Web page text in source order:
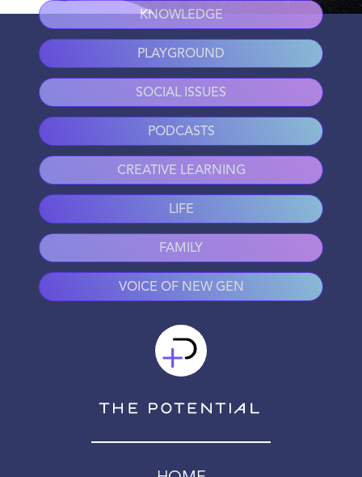
KNOWLEDGE
PLAYGROUND
SOCIAL ISSUES
PODCASTS
CREATIVE LEARNING
LIFE
FAMILY
VOICE OF NEW GEN